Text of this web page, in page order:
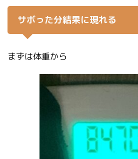
サボった分結果に現れる
まずは体重から